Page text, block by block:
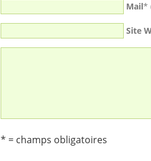
Mail*
Site
* = champs obligatoires